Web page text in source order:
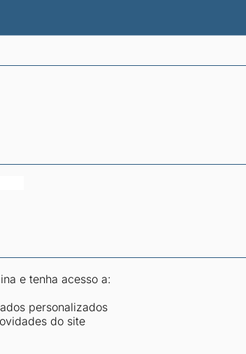
e tenha acesso a:
personalizados
do site